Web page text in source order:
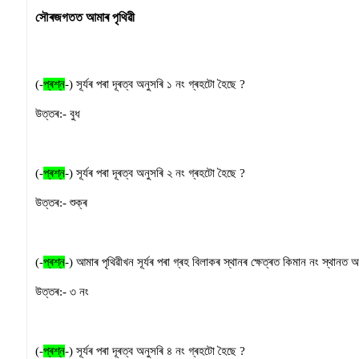
সৌৰজগতত আমাৰ পৃথিৱী
(-প্ৰশ্ন-) সূৰ্যৰ পৰা দূৰত্ব অনুসৰি ১ নং গ্ৰহটো হৈছে ?
উত্তৰ:- বুধ
(-প্ৰশ্ন-) সূৰ্যৰ পৰা দূৰত্ব অনুসৰি ২ নং গ্ৰহটো হৈছে ?
উত্তৰ:- শুক্ৰ
(-প্ৰশ্ন-) আমাৰ পৃথিৱীখন সূৰ্যৰ পৰা গ্ৰহ বিলাকৰ স্থানৰ ক্ষেত্ৰত কিমান নং স্থানত
উত্তৰ:- ৩ নং
(-প্ৰশ্ন-) সূৰ্যৰ পৰা দূৰত্ব অনুসৰি ৪ নং গ্ৰহটো হৈছে ?